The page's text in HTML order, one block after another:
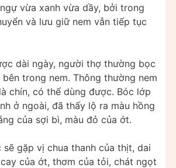
vừa xanh vừa dầy, bởi trong
và lưu giữ nem vẫn tiếp tục
dài ngày, người thợ thường bọc
trong nem. Thông thường nem
chín, có thể dùng được. Bóc lớp
ở ngoài, đã thấy lộ ra màu hồng
của sợi bì, màu đỏ của ớt.
gặp vị chua thanh của thịt, dai
của ớt, thơm của tỏi, chát ngọt